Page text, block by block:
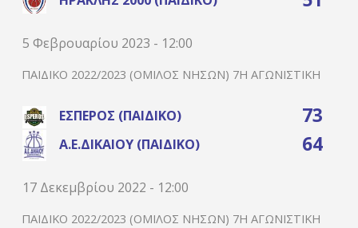
5 Φεβρουαρίου 2023 - 12:00
ΠΑΙΔΙΚΌ 2022/2023 (ΌΜΙΛΟΣ ΝΉΣΩΝ) 7Η ΑΓΩΝΙΣΤΙΚΉ
ΈΣΠΕΡΟΣ (ΠΑΙΔΙΚΌ) 73
Α.Ε.ΔΙΚΑΊΟΥ (ΠΑΙΔΙΚΌ) 64
17 Δεκεμβρίου 2022 - 12:00
ΠΑΙΔΙΚΌ 2022/2023 (ΌΜΙΛΟΣ ΝΉΣΩΝ) 7Η ΑΓΩΝΙΣΤΙΚΉ